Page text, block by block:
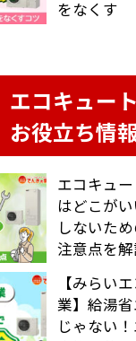
をなくす
エコキュート
お役立ち情
エコキュ
はどこが
しないた
注意点を
【みらい
業】給湯
じゃない